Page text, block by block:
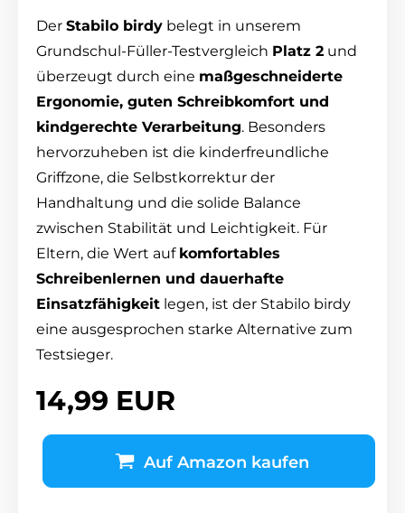
Der Stabilo birdy belegt in unserem
Grundschul-Füller-Testvergleich Platz 2 und
überzeugt durch eine maßgeschneiderte
Ergonomie, guten Schreibkomfort und
kindgerechte Verarbeitung. Besonders
hervorzuheben ist die kinderfreundliche
Griffzone, die Selbstkorrektur der
Handhaltung und die solide Balance
zwischen Stabilität und Leichtigkeit. Für
Eltern, die Wert auf komfortables
Schreibenlernen und dauerhafte
Einsatzfähigkeit legen, ist der Stabilo birdy
eine ausgesprochen starke Alternative zum
Testsieger.
14,99 EUR
Auf Amazon kaufen